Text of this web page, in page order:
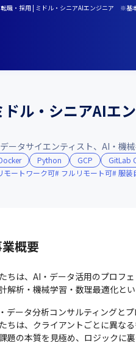
職・採用 | ミドル・シニアAIエンジニア ※基
ドル・シニアAIエ
データサイエンティスト、AI・機
Python GCP GitLab
モートワーク可
フルリモート可 服装
概要
ちは、AI・データ活用のプロフェ
解析・機械学習・数理最適化と
データ分析コンサルティングと
ちは、クライアントごとに異な
題の本質を見極め、ロジックに